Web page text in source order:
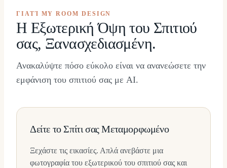
ΓΙΑΤΊ MY ROOM DESIGN
Η Εξωτερική Όψη του Σπιτιού
σας, Ξανασχεδιασμένη.
Ανακαλύψτε πόσο εύκολο είναι να ανανεώσετε την
εμφάνιση του σπιτιού σας με AI.
Δείτε το Σπίτι σας Μεταμορφωμένο
Ξεχάστε τις εικασίες. Απλά ανεβάστε μια
φωτογραφία του εξωτερικού του σπιτιού σας και